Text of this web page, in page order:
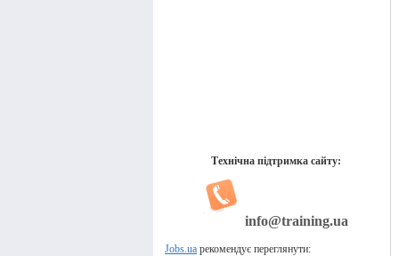
Технічна підтримка сайту:
info@training.ua
Jobs.ua рекомендує переглянути: